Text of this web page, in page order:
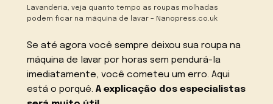
Lavanderia, veja quanto tempo as roupas molhadas
podem ficar na máquina de lavar – Nanopress.co.uk
Se até agora você sempre deixou sua roupa na
máquina de lavar por horas sem pendurá-la
imediatamente, você cometeu um erro. Aqui
está o porquê.A explicação dos especialistas